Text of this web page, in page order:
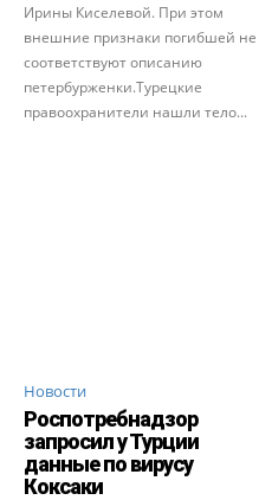
Ирины Киселевой. При этом
внешние признаки погибшей не
соответствуют описанию
петербурженки.Турецкие
правоохранители нашли тело...
Новости
Роспотребнадзор
запросил у Турции
данные по вирусу
Коксаки